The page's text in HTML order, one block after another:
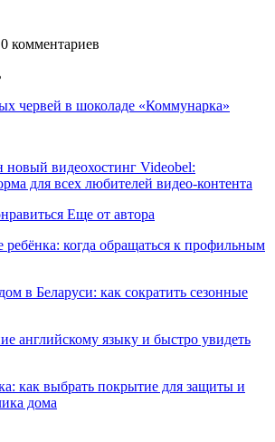
0 комментариев
червей в шоколаде «Коммунарка»
новый видеохостинг Videobel:
для всех любителей видео-контента
Еще от автора
ребёнка: когда обращаться к профильным
в Беларуси: как сократить сезонные
английскому языку и быстро увидеть
как выбрать покрытие для защиты и
дома